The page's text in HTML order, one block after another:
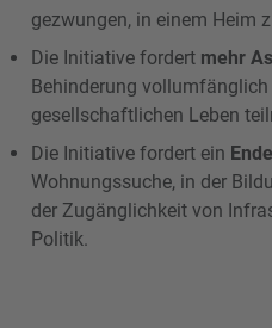
gezwungen, in einem Heim
Die Initiative fordert mehr
Behinderung
gesellschaftlichen Leben
Die Initiative fordert ein
Wohnungssuche, in der
der Zugänglichkeit von
Politik.